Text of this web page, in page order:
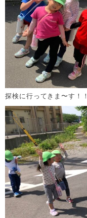
探検に行ってきま〜す！！